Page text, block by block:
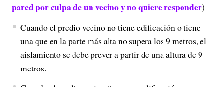
pared por culpa de un vecino y no quiere responder)
Cuando el predio vecino no tiene edificación o tiene
una que en la parte más alta no supera los 9 metros, el
aislamiento se debe prever a partir de una altura de 9
metros.